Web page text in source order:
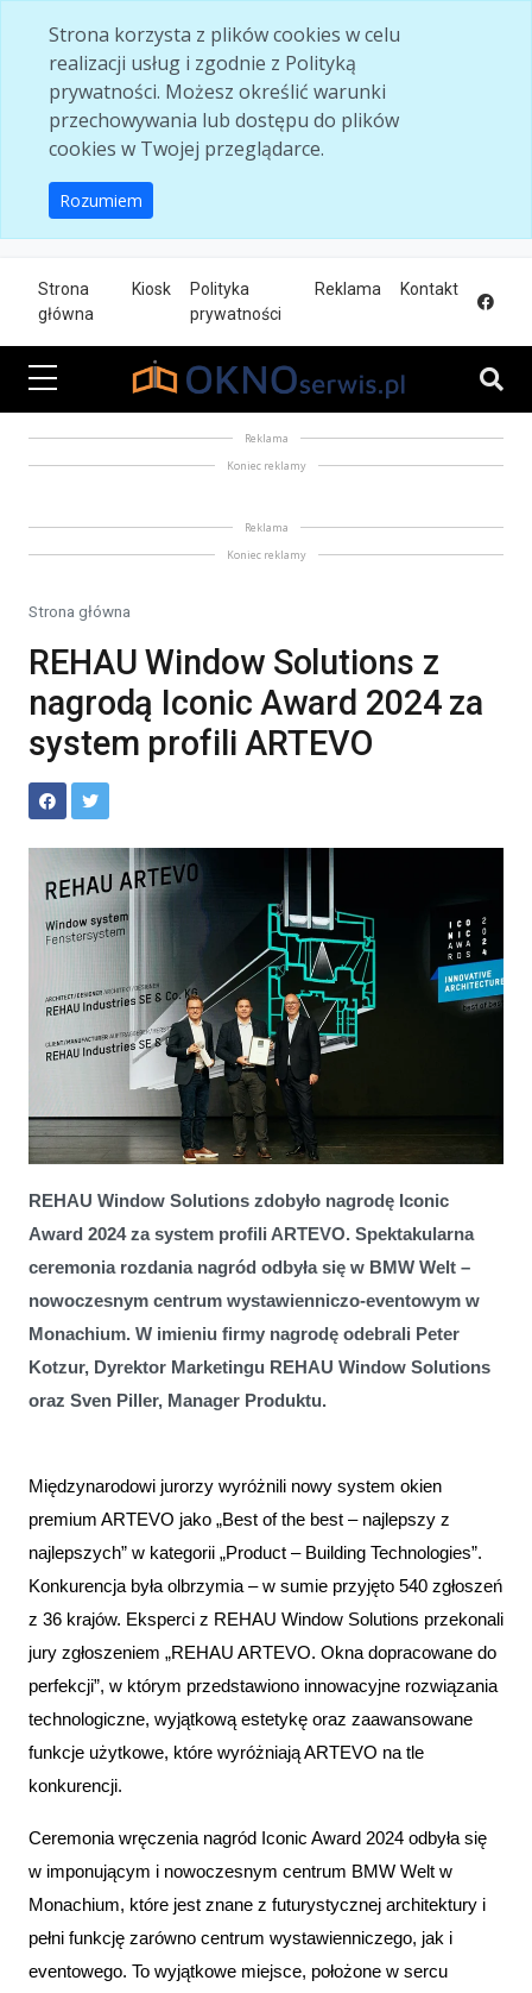
Strona korzysta z plików cookies w celu
realizacji usług i zgodnie z Polityką
prywatności. Możesz określić warunki
przechowywania lub dostępu do plików
cookies w Twojej przeglądarce.
Rozumiem
Strona
główna
Kiosk
Polityka
prywatności
Reklama Kontakt
Reklama
Koniec reklamy
Reklama
Koniec reklamy
Strona główna
REHAU Window Solutions z
nagrodą Iconic Award 2024 za
system profili ARTEVO
profili ARTEVO
REHAU Window Solutions zdobyło nagrodę Iconic
Award 2024 za system profili ARTEVO. Spektakularna
ceremonia rozdania nagród odbyła się w BMW Welt –
nowoczesnym centrum wystawienniczo-eventowym w
Monachium. W imieniu firmy nagrodę odebrali Peter
Kotzur, Dyrektor Marketingu REHAU Window Solutions
oraz Sven Piller, Manager Produktu.
Międzynarodowi jurorzy wyróżnili nowy system okien
premium ARTEVO jako „Best of the best – najlepszy z
najlepszych” w kategorii „Product – Building Technologies”.
Konkurencja była olbrzymia – w sumie przyjęto 540 zgłoszeń
z 36 krajów. Eksperci z REHAU Window Solutions przekonali
jury zgłoszeniem „REHAU ARTEVO. Okna dopracowane do
perfekcji”, w którym przedstawiono innowacyjne rozwiązania
technologiczne, wyjątkową estetykę oraz zaawansowane
funkcje użytkowe, które wyróżniają ARTEVO na tle
konkurencji.
Ceremonia wręczenia nagród Iconic Award 2024 odbyła się
w imponującym i nowoczesnym centrum BMW Welt w
Monachium, które jest znane z futurystycznej architektury i
pełni funkcję zarówno centrum wystawienniczego, jak i
eventowego. To wyjątkowe miejsce, położone w sercu